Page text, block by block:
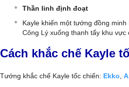
Thần linh định đoạt
Kayle khiến một tướng đồng
Công Lý xuống thanh tẩy khu vực
Cách khắc chế Kayle
Tướng khắc chế Kayle tốc chiến: Ekko